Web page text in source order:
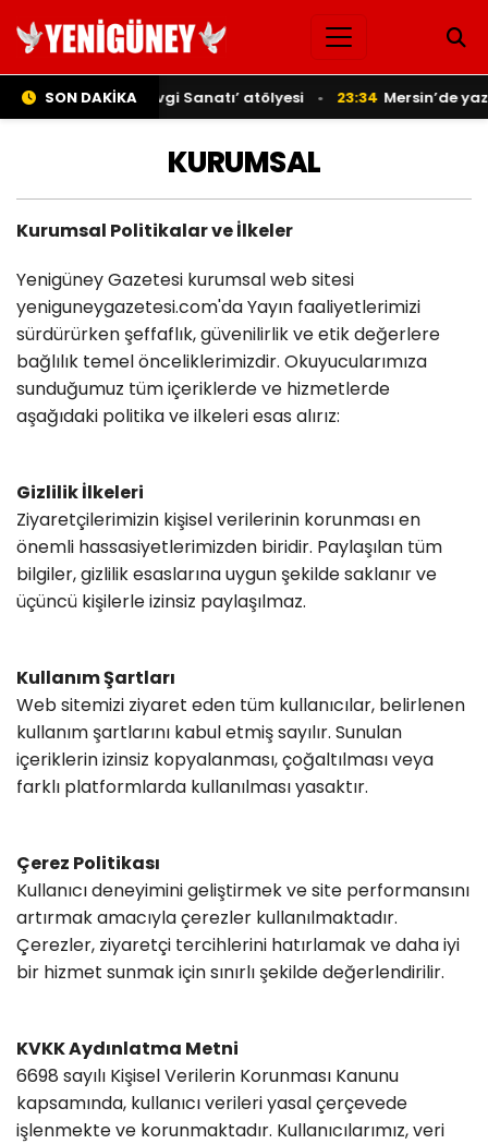
SON DAKİKA
yönelik ’Sevgi Sanatı’ atölyesi 23:34 Mersin’de yaz
KURUMSAL
Kurumsal Politikalar ve İlkeler
Yenigüney Gazetesi kurumsal web sitesi
yeniguneygazetesi.com'da Yayın faaliyetlerimizi
sürdürürken şeffaflık, güvenilirlik ve etik değerlere
bağlılık temel önceliklerimizdir. Okuyucularımıza
sunduğumuz tüm içeriklerde ve hizmetlerde
aşağıdaki politika ve ilkeleri esas alırız:
Gizlilik İlkeleri
Ziyaretçilerimizin kişisel verilerinin korunması en
önemli hassasiyetlerimizden biridir. Paylaşılan tüm
bilgiler, gizlilik esaslarına uygun şekilde saklanır ve
üçüncü kişilerle izinsiz paylaşılmaz.
Kullanım Şartları
Web sitemizi ziyaret eden tüm kullanıcılar, belirlenen
kullanım şartlarını kabul etmiş sayılır. Sunulan
içeriklerin izinsiz kopyalanması, çoğaltılması veya
farklı platformlarda kullanılması yasaktır.
Çerez Politikası
Kullanıcı deneyimini geliştirmek ve site performansını
artırmak amacıyla çerezler kullanılmaktadır.
Çerezler, ziyaretçi tercihlerini hatırlamak ve daha iyi
bir hizmet sunmak için sınırlı şekilde değerlendirilir.
KVKK Aydınlatma Metni
6698 sayılı Kişisel Verilerin Korunması Kanunu
kapsamında, kullanıcı verileri yasal çerçevede
işlenmekte ve korunmaktadır. Kullanıcılarımız, veri